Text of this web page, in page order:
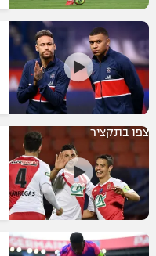
רשיון להקרנה פומבית
הצטרפות לחבילת
לוח דרושים – ג'ובנט
תגיות
המגזין
צפו בתקציר